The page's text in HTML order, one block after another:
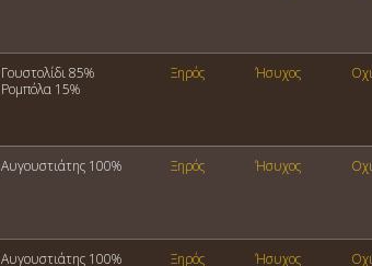
Γουστολίδι 85%
Ρομπόλα 15%
Ξηρός Ήσυχος Οχι
Αυγουστιάτης 100% Ξηρός Ήσυχος Οχι
Αυγουστιάτης 100% Ξηρός Ήσυχος Οχι